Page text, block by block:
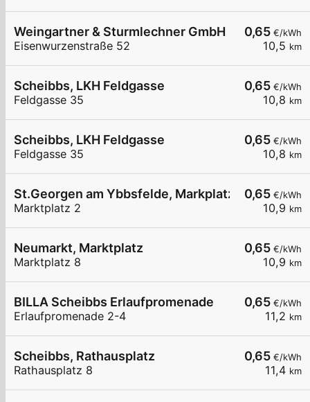
0,65 €/kWh
10,5 km
Weingartner & Sturmlechner GmbH
Eisenwurzenstraße 52
0,65 €/kWh
10,8 km
Scheibbs, LKH Feldgasse
Feldgasse 35
0,65 €/kWh
10,8 km
Scheibbs, LKH Feldgasse
Feldgasse 35
0,65 €/kWh
10,9 km
St.Georgen am Ybbsfelde, Markplatz
Marktplatz 2
0,65 €/kWh
10,9 km
Neumarkt, Marktplatz
Marktplatz 8
0,65 €/kWh
11,2 km
BILLA Scheibbs Erlaufpromenade
Erlaufpromenade 2-4
0,65 €/kWh
11,4 km
Scheibbs, Rathausplatz
Rathausplatz 8